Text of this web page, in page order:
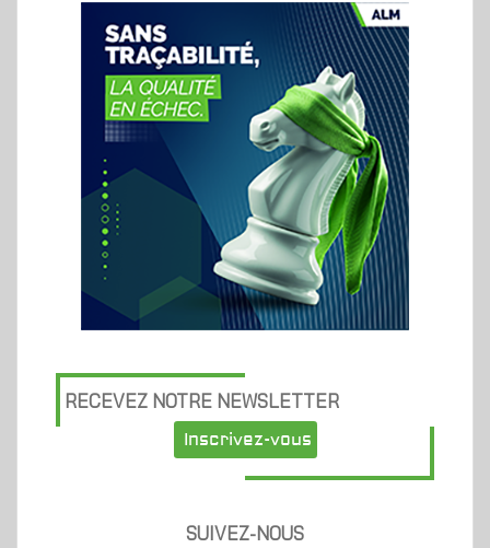
RECEVEZ NOTRE NEWSLETTER
Inscrivez-vous
SUIVEZ-NOUS